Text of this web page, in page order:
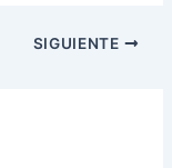
SIGUIENTE